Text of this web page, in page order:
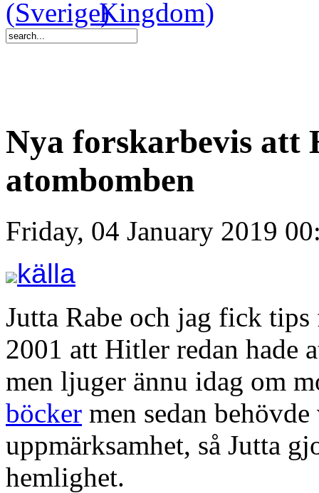
Nya forskarbevis att
atombomben
Friday, 04 January 2019
källa
Jutta Rabe och jag fick
2001 att Hitler redan hade
men ljuger ännu idag om
böcker men sedan
uppmärksamhet, så Jutta
hemlighet.